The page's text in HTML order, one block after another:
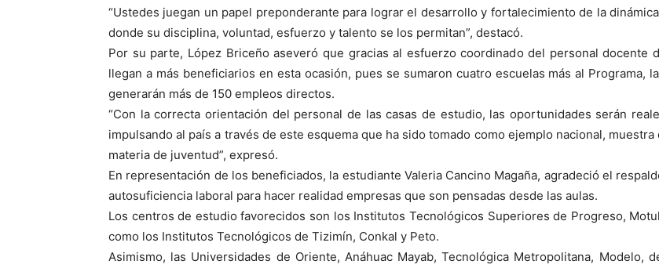
“Ustedes juegan un papel preponderante para lograr el desarrollo y fortalecimiento de la
donde su disciplina, voluntad, esfuerzo y talento se los permitan”, destacó.
Por su parte, López Briceño aseveró que gracias al esfuerzo coordinado del personal docente
llegan a más beneficiarios en esta ocasión, pues se sumaron cuatro escuelas más al Programa,
generarán más de 150 empleos directos.
“Con la correcta orientación del personal de las casas de estudio, las oportunidades serán
impulsando al país a través de este esquema que ha sido tomado como ejemplo nacional,
materia de juventud”, expresó.
En representación de los beneficiados, la estudiante Valeria Cancino Magaña, agradeció el
autosuficiencia laboral para hacer realidad empresas que son pensadas desde las aulas.
Los centros de estudio favorecidos son los Institutos Tecnológicos Superiores de Progreso,
como los Institutos Tecnológicos de Tizimín, Conkal y Peto.
Asimismo, las Universidades de Oriente, Anáhuac Mayab, Tecnológica Metropolitana, Modelo,